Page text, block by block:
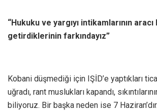
“Hukuku ve yargıyı intikamlarının aracı
getirdiklerinin farkındayız”
Kobani düşmediği için IŞİD’e yaptıkları
uğradı, rant muslukları kapandı,
biliyoruz. Bir başka neden ise 7